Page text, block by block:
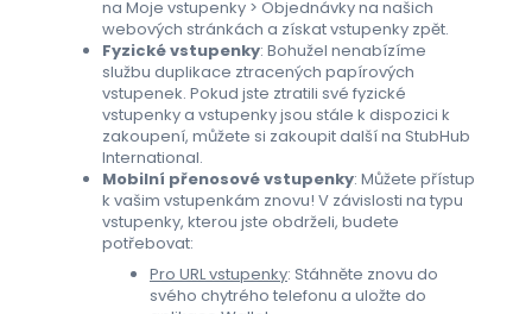
na Moje vstupenky > Objednávky na našich
webových stránkách a získat vstupenky zpět.
Fyzické vstupenky: Bohužel nenabízíme
službu duplikace ztracených papírových
vstupenek. Pokud jste ztratili své fyzické
vstupenky a vstupenky jsou stále k dispozici k
zakoupení, můžete si zakoupit další na StubHub
International.
Mobilní přenosové vstupenky: Můžete přístup
k vašim vstupenkám znovu! V závislosti na typu
vstupenky, kterou jste obdrželi, budete
potřebovat:
Pro URL vstupenky: Stáhněte znovu do
svého chytrého telefonu a uložte do